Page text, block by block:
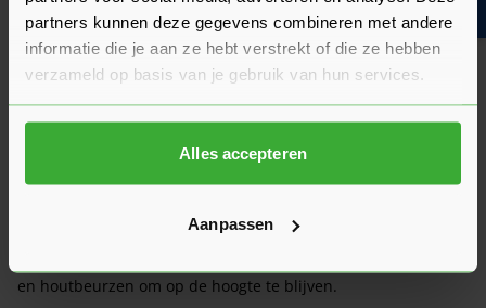
partners kunnen deze gegevens combineren met andere
informatie die je aan ze hebt verstrekt of die ze hebben
verzameld op basis van je gebruik van hun services.
Alles accepteren
Aanpassen
Skantrae deuren is vanuit Zevenaar al tientallen jaren actief
op de markt. Het bedrijf is onderdeel van Deli Home: de
digitale timmerfabriek. Het merk ontwikkelt onder andere in
eigen huis al jarenlang deurenseries op basis van de laatste
en houtbeurzen om op de hoogte te blijven.